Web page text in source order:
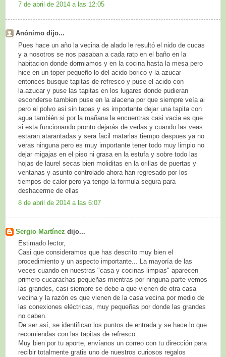
7 de abril de 2014 a las 12:05
Anónimo dijo...
Pues hace un año la vecina de alado le resultó el nido de cucas
y a nosotros se nos pasaban a cada ratp en el baño en la
habitacion donde dormiamos y en la cocina hasta la mesa pero
hice en un toper pequeño lo del acido borico y la azucar
entonces busque tapitas de refresco y puse el acido con
la.azucar y puse las tapitas en los lugares donde pudieran
esconderse tambien puse en la alacena por que siempre veía ai
pero el polvo asi sin tapas y es importante dejar una tapita con
agua también si por la mañana la encuentras casi vacia es que
si esta funcionando pronto dejarás de verlas y cuando las veas
estaran atarantadas y sera facil matarlas tiempo despues ya no
veras ninguna pero es muy importante tener todo muy limpio no
dejar migajas en el piso ni grasa en la estufa y sobre todo las
hojas de laurel secas bien moliditas en la orillas de puertas y
ventanas y asunto controlado ahora han regresado por los
tiempos de calor pero ya tengo la formula segura para
deshacerme de ellas
8 de abril de 2014 a las 6:07
Sergio Martínez dijo...
Estimado lector,
Casi que consideramos que has descrito muy bien el
procedimiento y un aspecto importante... La mayoría de las
veces cuando en nuestras "casa y cocinas limpias" aparecen
primero cucarachas pequeñas mientras por ninguna parte vemos
las grandes, casi siempre se debe a que vienen de otra casa
vecina y la razón es que vienen de la casa vecina por medio de
las conexiones eléctricas, muy pequeñas por donde las grandes
no caben.
De ser así, se identifican los puntos de entrada y se hace lo que
recomiendas con las tapitas de refresco.
Muy bien por tu aporte, envíanos un correo con tu dirección para
recibir totalmente gratis uno de nuestros curiosos regalos